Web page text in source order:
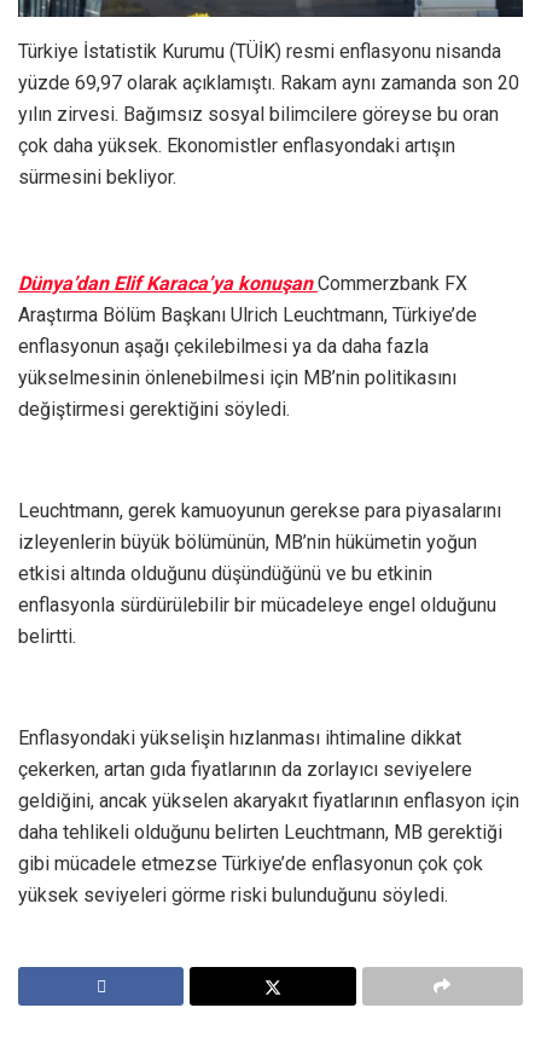
Türkiye İstatistik Kurumu (TÜİK) resmi enflasyonu nisanda
yüzde 69,97 olarak açıklamıştı. Rakam aynı zamanda son 20
yılın zirvesi. Bağımsız sosyal bilimcilere göreyse bu oran
çok daha yüksek. Ekonomistler enflasyondaki artışın
sürmesini bekliyor.
Dünya’dan Elif Karaca’ya konuşanCommerzbank FX
Araştırma Bölüm Başkanı Ulrich Leuchtmann, Türkiye’de
enflasyonun aşağı çekilebilmesi ya da daha fazla
yükselmesinin önlenebilmesi için MB’nin politikasını
değiştirmesi gerektiğini söyledi.
Leuchtmann, gerek kamuoyunun gerekse para piyasalarını
izleyenlerin büyük bölümünün, MB’nin hükümetin yoğun
etkisi altında olduğunu düşündüğünü ve bu etkinin
enflasyonla sürdürülebilir bir mücadeleye engel olduğunu
belirtti.
Enflasyondaki yükselişin hızlanması ihtimaline dikkat
çekerken, artan gıda fiyatlarının da zorlayıcı seviyelere
geldiğini, ancak yükselen akaryakıt fiyatlarının enflasyon için
daha tehlikeli olduğunu belirten Leuchtmann, MB gerektiği
gibi mücadele etmezse Türkiye’de enflasyonun çok çok
yüksek seviyeleri görme riski bulunduğunu söyledi.